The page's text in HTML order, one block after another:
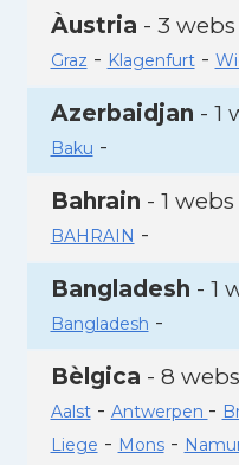
Àustria - 3 webs
Graz - Klagenfurt-
Azerbaidjan - 1
Baku -
Bahrain - 1 webs
BAHRAIN -
Bangladesh - 1
Bangladesh -
Bèlgica - 8 webs
Aalst- Antwerpen -
Liege - Mons-